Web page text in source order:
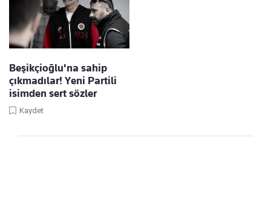
Beşikçioğlu'na sahip
çıkmadılar! Yeni Partili
isimden sert sözler
Kaydet